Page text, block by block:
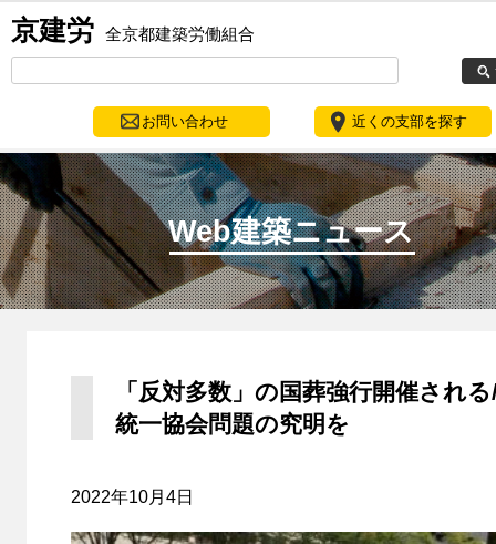
京建労 全京都建築労働組合
お問い合わせ 近くの支部を探す
Web建築ニュース
「反対多数」の国葬強行開催され
統一協会問題の究明を
2022年10月4日